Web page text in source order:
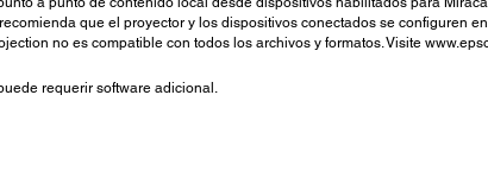
que el proyector y los dispositivos conectados se configuren
no es compatible con todos los archivos y formatos. Visite
requerir software adicional.